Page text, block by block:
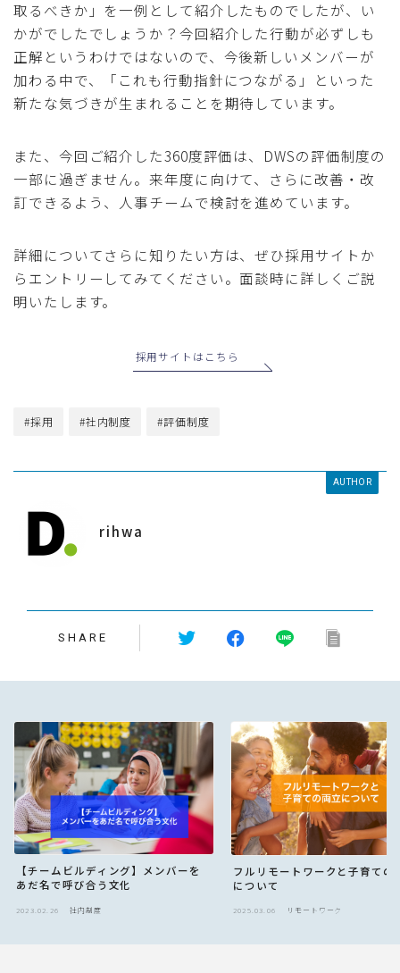
取るべきか」を一例として紹介したものでしたが、い
かがでしたでしょうか？今回紹介した行動が必ずしも
正解というわけではないので、今後新しいメンバーが
加わる中で、「これも行動指針につながる」といった
新たな気づきが生まれることを期待しています。
また、今回ご紹介した360度評価は、DWSの評価制度の
一部に過ぎません。来年度に向けて、さらに改善・改
訂できるよう、人事チームで検討を進めています。
詳細についてさらに知りたい方は、ぜひ採用サイトか
らエントリーしてみてください。面談時に詳しくご説
明いたします。
採用サイトはこちら
#採用 #社内制度 #評価制度
AUTHOR
rihwa
SHARE
【チームビルディング】メンバーを
あだ名で呼び合う文化
2023.02.26 社内制度
フルリモートワークと子育ての
について
2025.03.06 リモートワーク